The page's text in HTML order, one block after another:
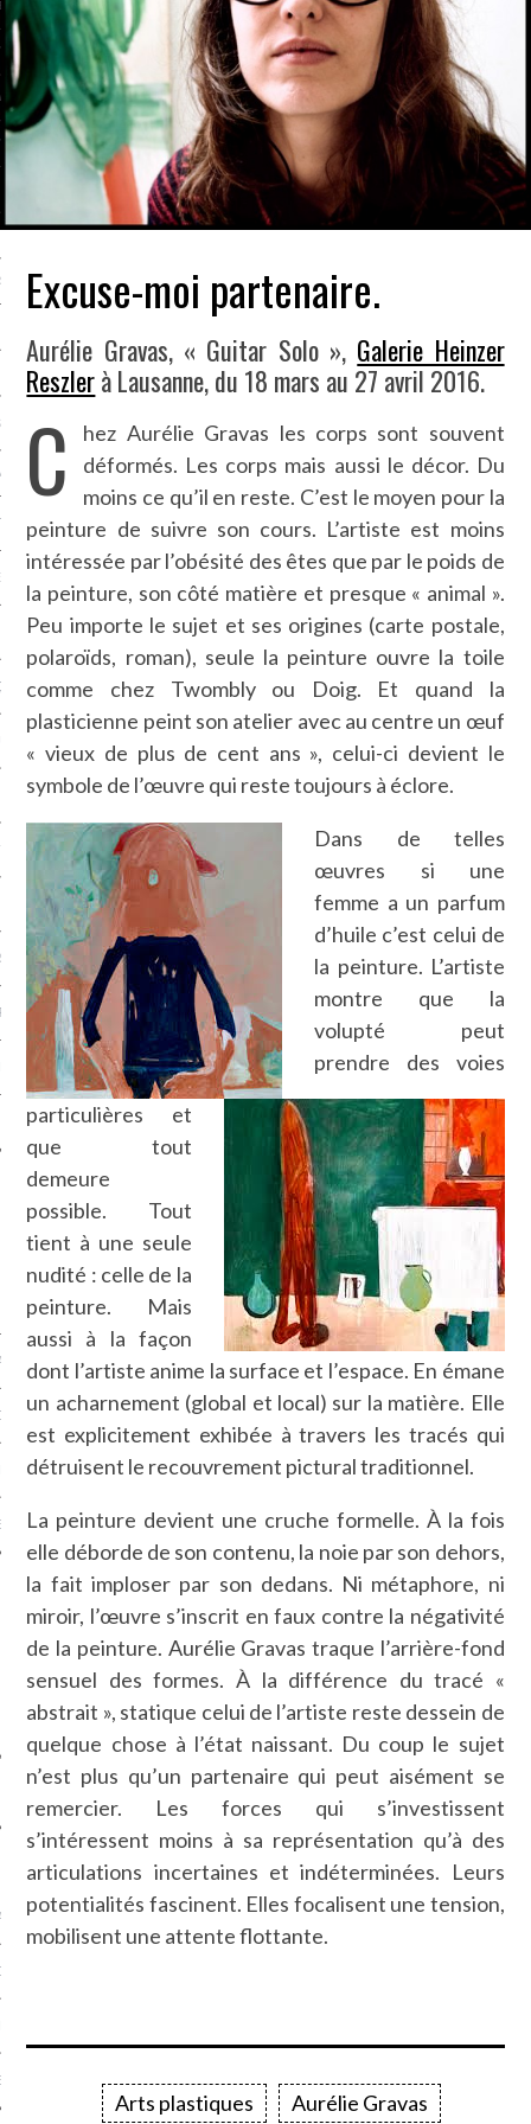
BONHEUR
GUERRE
EN VOD
CARAVELLE
PODCAST
SUIVEZ-NOUS
CARAVELLE
CARAVELLE
PODCAST
Excuse-moi partenaire.
Aurélie Gravas, « Guitar Solo », Galerie Heinzer
Reszlerà Lausanne, du 18 mars au 27 avril 2016.
C
hez Aurélie Gravas les corps sont souvent
déformés. Les corps mais aussi le décor. Du
moins ce qu’il en reste. C’est le moyen pour la
peinture de suivre son cours. L’artiste est moins
intéressée par l’obésité des êtes que par le poids de
la peinture, son côté matière et presque « animal ».
Peu importe le sujet et ses origines (carte postale,
polaroïds, roman), seule la peinture ouvre la toile
comme chez Twombly ou Doig. Et quand la
plasticienne peint son atelier avec au centre un œuf
« vieux de plus de cent ans », celui-ci devient le
symbole de l’œuvre qui reste toujours à éclore.
Dans de telles
œuvres si une
femme a un parfum
d’huile c’est celui de
la peinture. L’artiste
montre que la
volupté peut
prendre des voies
particulières et
que tout
demeure
possible. Tout
tient à une seule
nudité : celle de la
peinture. Mais
aussi à la façon
dont l’artiste anime la surface et l’espace. En émane
un acharnement (global et local) sur la matière. Elle
est explicitement exhibée à travers les tracés qui
détruisent le recouvrement pictural traditionnel.
La peinture devient une cruche formelle. À la fois
elle déborde de son contenu, la noie par son dehors,
la fait imploser par son dedans. Ni métaphore, ni
miroir, l’œuvre s’inscrit en faux contre la négativité
de la peinture. Aurélie Gravas traque l’arrière-fond
sensuel des formes. À la différence du tracé «
abstrait », statique celui de l’artiste reste dessein de
quelque chose à l’état naissant. Du coup le sujet
n’est plus qu’un partenaire qui peut aisément se
remercier. Les forces qui s’investissent
s’intéressent moins à sa représentation qu’à des
articulations incertaines et indéterminées. Leurs
potentialités fascinent. Elles focalisent une tension,
mobilisent une attente flottante.
Arts plastiques Aurélie Gravas